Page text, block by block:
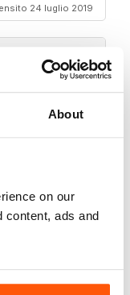
About
on our
content, ads and
24 luglio 2019